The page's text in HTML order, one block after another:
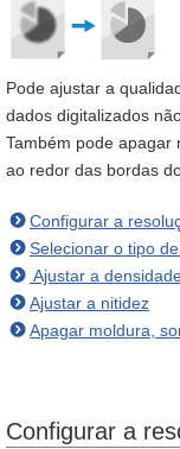
Pode ajustar a
dados digitalizados
Também pode apagar
ao redor das bordas
Configurar a
Selecionar o tipo
Ajustar a
Ajustar a nitidez
Apagar moldura,
Configurar a